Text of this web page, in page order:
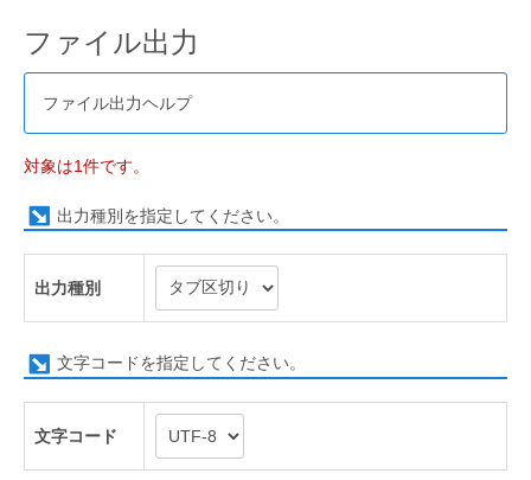
ファイル出力
ファイル出力ヘルプ
対象は1件です。
出力種別を指定してください。
出力種別
文字コードを指定してください。
文字コード